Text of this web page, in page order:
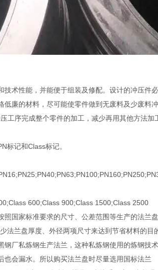
术性能，并能便于组装及修配。设计的冲压件
低廉的材料，尽可能使零件做到无废料及少废
工序完成整个零件的加工，减少再用其他方法
标记和Class标记。
600;Class 900;Class 1500;Class 2500
照国家标准要求的尺寸、公差范围等生产的法
法兰盘厚度、外径两项尺寸来达到节省材料的
钢厂私炼钢生产法兰，这种私炼钢使用的炼钢
也会漏水。所以购买法兰盘时尽量选用国标法兰